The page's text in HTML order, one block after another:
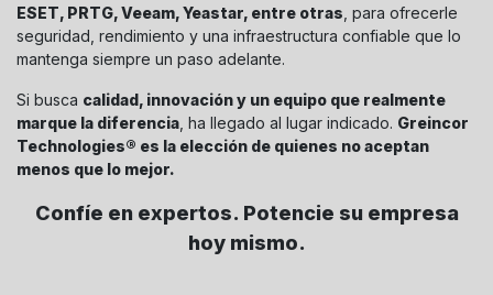
ESET, PRTG, Veeam, Yeastar, entre otras , para ofrecerle
seguridad, rendimiento y una infraestructura confiable que lo
mantenga siempre un paso adelante.
Si busca calidad, innovación y un equipo que realmente
marque la diferencia , ha llegado al lugar indicado. Greincor
Technologies® es la elección de quienes no aceptan
menos que lo mejor.
Confíe en expertos. Potencie su empresa
hoy mismo.